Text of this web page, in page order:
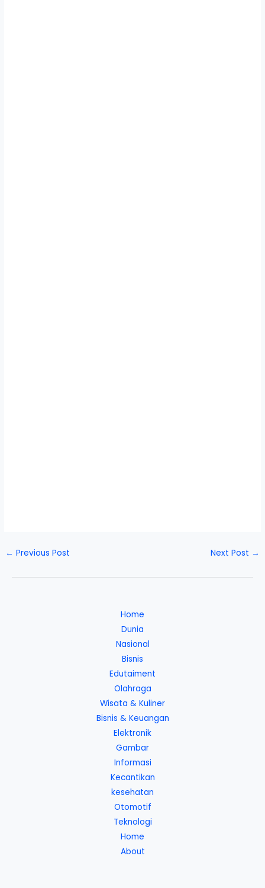
← Previous Post Next Post →
Home
Dunia
Nasional
Bisnis
Edutaiment
Olahraga
Wisata & Kuliner
Bisnis & Keuangan
Elektronik
Gambar
Informasi
Kecantikan
kesehatan
Otomotif
Teknologi
Home
About